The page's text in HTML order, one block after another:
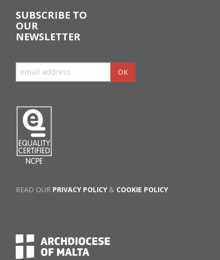
SUBSCRIBE TO
OUR
NEWSLETTER
READ OUR PRIVACY POLICY& COOKIE POLICY